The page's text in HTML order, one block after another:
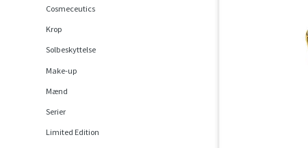
Cosmeceutics
Krop
Solbeskyttelse
Make-up
Mænd
Serier
Limited Edition